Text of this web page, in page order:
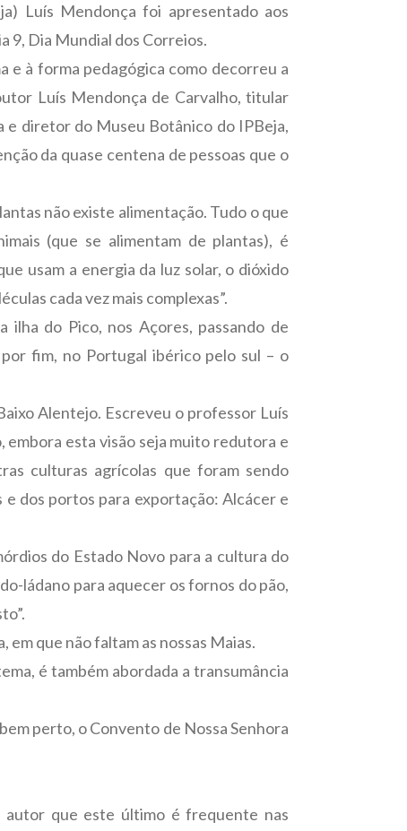
Luís Mendonça foi apresentado aos
9, Dia Mundial dos Correios.
e à forma pedagógica como decorreu a
Luís Mendonça de Carvalho, titular
e diretor do Museu Botânico do IPBeja,
da quase centena de pessoas que o
não existe alimentação. Tudo o que
(que se alimentam de plantas), é
usam a energia da luz solar, o dióxido
cada vez mais complexas”.
ilha do Pico, nos Açores, passando de
fim, no Portugal ibérico pelo sul – o
Alentejo. Escreveu o professor Luís
esta visão seja muito redutora e
culturas agrícolas que foram sendo
dos portos para exportação: Alcácer e
do Estado Novo para a cultura do
ládano para aquecer os fornos do pão,
que não faltam as nossas Maias.
é também abordada a transumância
perto, o Convento de Nossa Senhora
autor que este último é frequente nas